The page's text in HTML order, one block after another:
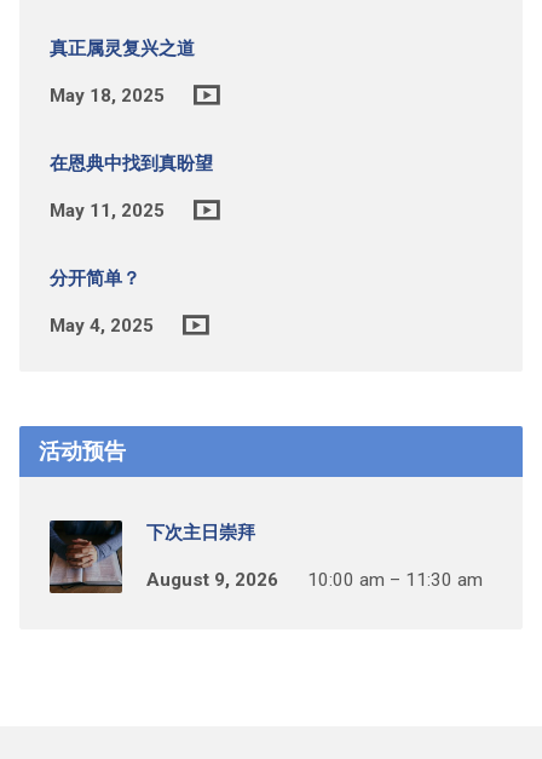
真正属灵复兴之道
May 18, 2025
在恩典中找到真盼望
May 11, 2025
分开简单？
May 4, 2025
活动预告
下次主日崇拜
August 9, 2026 10:00 am – 11:30 am